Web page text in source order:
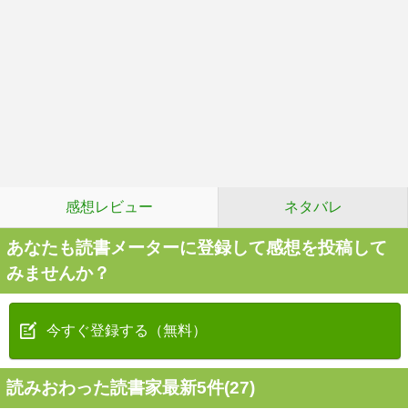
感想レビュー ネタバレ
あなたも読書メーターに登録して感想を投稿して
みませんか？
今すぐ登録する（無料）
読みおわった読書家最新5件(27)